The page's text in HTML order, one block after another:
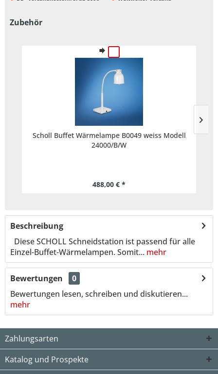
Zubehör
Scholl Buffet Wärmelampe B0049 weiss Modell
24000/B/W
488,00 € *
Beschreibung
Diese SCHOLL Schneidstation ist passend für alle
Einzel-Buffet-Wärmelampen. Somit... mehr
Bewertungen
0
Bewertungen lesen, schreiben und diskutieren...
mehr
Zahlungsarten
Katalog und Prospekte